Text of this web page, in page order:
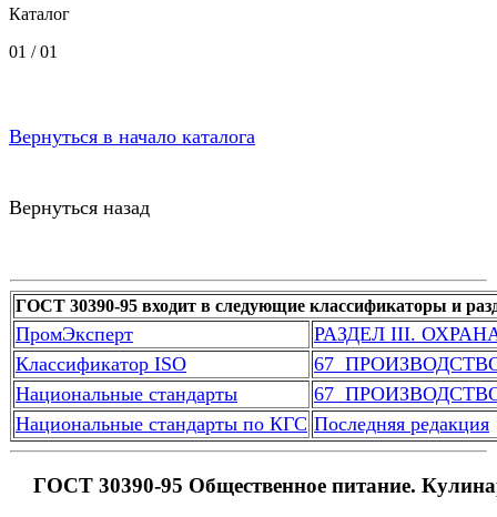
Каталог
01 /01
Вернуться в начало каталога
Вернуться назад
ГОСТ 30390-95 входит в следующие классификаторы и
ПромЭксперт
РАЗДЕЛ III.
Классификатор ISO
67
Национальные стандарты
67
Национальные стандарты по КГС Последняя редакция
ГОСТ 30390-95 Общественное питание.